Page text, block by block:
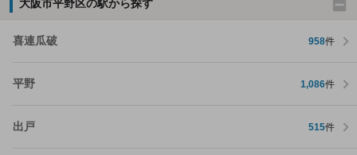
大阪市平野区の駅から探す
喜連瓜破 958件
平野 1,086件
出戸 515件